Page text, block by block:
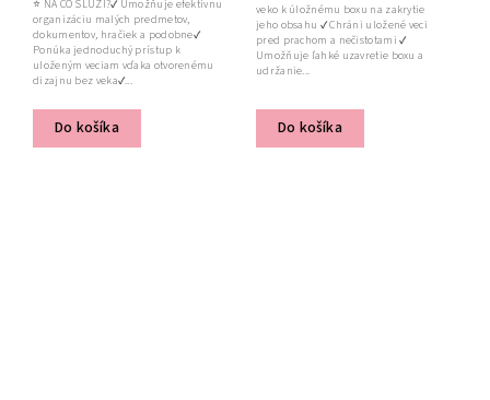
Do košíka
⭐ NA ČO SLÚŽI?✔ Umožňuje efektívnu
organizáciu malých predmetov,
dokumentov, hračiek a podobne✔
Ponúka jednoduchý prístup k
uloženým veciam vďaka otvorenému
dizajnu bez veka✔...
Do košíka
veko k úložnému boxu na zakrytie
jeho obsahu ✔ Chráni uložené veci
pred prachom a nečistotami ✔
Umožňuje ľahké uzavretie boxu a
udržanie...